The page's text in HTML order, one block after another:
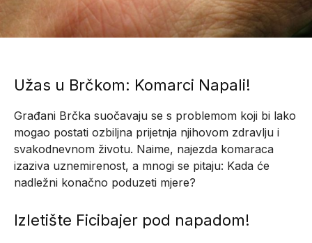
Užas u Brčkom: Komarci Napali!
Građani Brčka suočavaju se s problemom koji bi lako
mogao postati ozbiljna prijetnja njihovom zdravlju i
svakodnevnom životu. Naime, najezda komaraca
izaziva uznemirenost, a mnogi se pitaju: Kada će
nadležni konačno poduzeti mjere?
Izletište Ficibajer pod napadom!